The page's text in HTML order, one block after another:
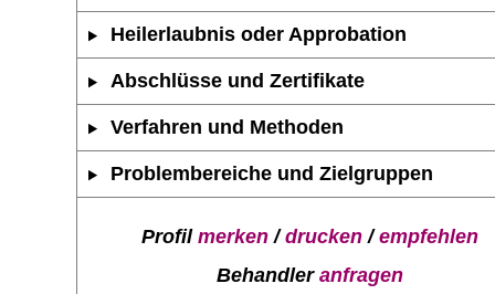
Heilerlaubnis oder Approbation
Abschlüsse und Zertifikate
Verfahren und Methoden
Problembereiche und Zielgruppen
Profil merken/drucken/empfehlen
Behandler anfragen